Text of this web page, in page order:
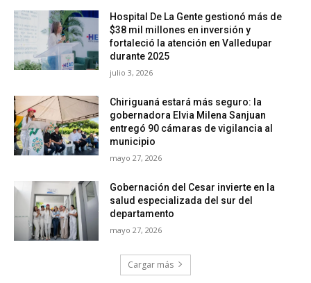
Hospital De La Gente gestionó más de
$38 mil millones en inversión y
fortaleció la atención en Valledupar
durante 2025
julio 3, 2026
Chiriguaná estará más seguro: la
gobernadora Elvia Milena Sanjuan
entregó 90 cámaras de vigilancia al
municipio
mayo 27, 2026
Gobernación del Cesar invierte en la
salud especializada del sur del
departamento
mayo 27, 2026
Cargar más